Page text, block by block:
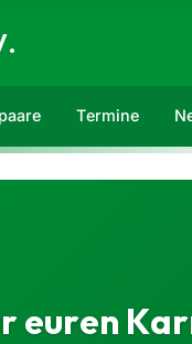
Termine
euren